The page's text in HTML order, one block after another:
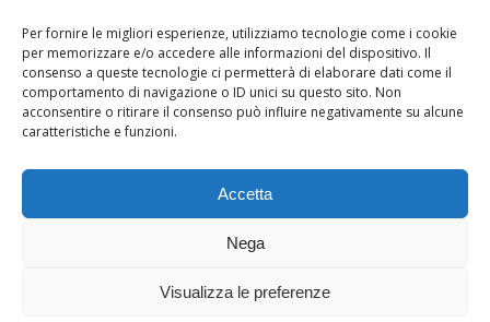
Per fornire le migliori esperienze, utilizziamo tecnologie come i cookie
per memorizzare e/o accedere alle informazioni del dispositivo. Il
consenso a queste tecnologie ci permetterà di elaborare dati come il
comportamento di navigazione o ID unici su questo sito. Non
acconsentire o ritirare il consenso può influire negativamente su alcune
caratteristiche e funzioni.
Accetta
Nega
Visualizza le preferenze
Privacy
Produzione WebResolvis Marketing & Comunicazione
Copyright © Hotels & Resorts Srl - Partita IVA IT01212800773.
Affittacamere - CIN: IT077014B401676001. Tutti i diritti sono